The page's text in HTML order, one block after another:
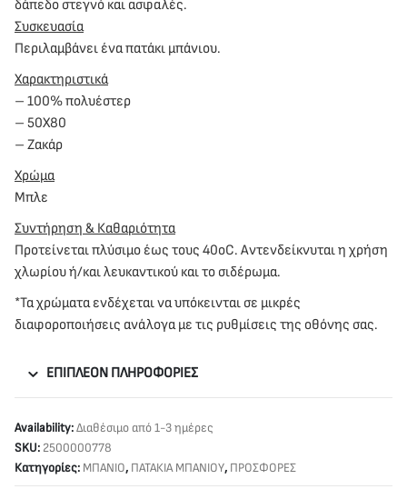
δάπεδο στεγνό και ασφαλές.
Συσκευασία
Περιλαμβάνει ένα πατάκι μπάνιου.
Χαρακτηριστικά
– 100% πολυέστερ
– 50Χ80
– Ζακάρ
Χρώμα
Μπλε
Συντήρηση & Καθαριότητα
Προτείνεται πλύσιμο έως τους 40oC. Αντενδείκνυται η χρήση
χλωρίου ή/και λευκαντικού και το σιδέρωμα.
*Τα χρώματα ενδέχεται να υπόκεινται σε μικρές
διαφοροποιήσεις ανάλογα με τις ρυθμίσεις της οθόνης σας.
ΕΠΙΠΛΈΟΝ ΠΛΗΡΟΦΟΡΊΕΣ
Availability:Διαθέσιμο από 1-3 ημέρες
SKU: 2500000778
Κατηγορίες: ΜΠΑΝΙΟ, ΠΑΤΑΚΙΑ ΜΠΑΝΙΟΥ, ΠΡΟΣΦΟΡΕΣ